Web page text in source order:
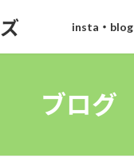
insta・blog
ブログ